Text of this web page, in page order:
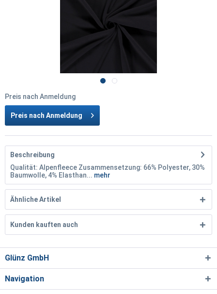
Preis nach Anmeldung
Preis nach Anmeldung
Beschreibung
Qualität: Alpenfleece Zusammensetzung: 66% Polyester, 30%
Baumwolle, 4% Elasthan... mehr
Ähnliche Artikel
Kunden kauften auch
Glünz GmbH
Navigation